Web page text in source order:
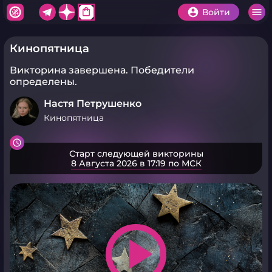
shopping_bag Войти
Кинопятница
Викторина завершена. Победители
определены.
Настя Петрушенко
Кинопятница
Старт следующей викторины
8 Августа 2026 в 17:19 по МСК
play_arrow